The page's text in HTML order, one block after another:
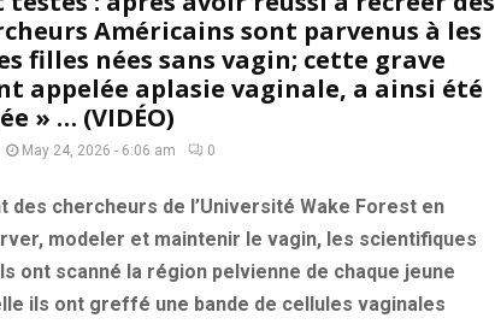
Américains sont parvenus à les
filles nées sans vagin; cette grave
appelée aplasie vaginale, a ainsi été
» … (VIDÉO)
May 24, 2026 - 6:06 am 0
chercheurs de l’Université Wake Forest en
modeler et maintenir le vagin, les scientifiques
ont scanné la région pelvienne de chaque jeune
ils ont greffé une bande de cellules vaginales